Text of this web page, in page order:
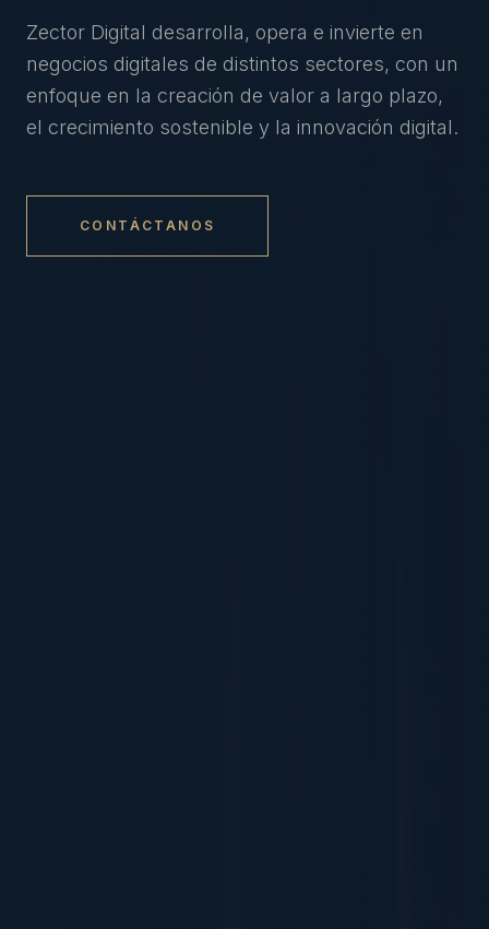
Zector Digital desarrolla, opera e invierte en
negocios digitales de distintos sectores, con un
enfoque en la creación de valor a largo plazo,
el crecimiento sostenible y la innovación digital.
CONTÁCTANOS